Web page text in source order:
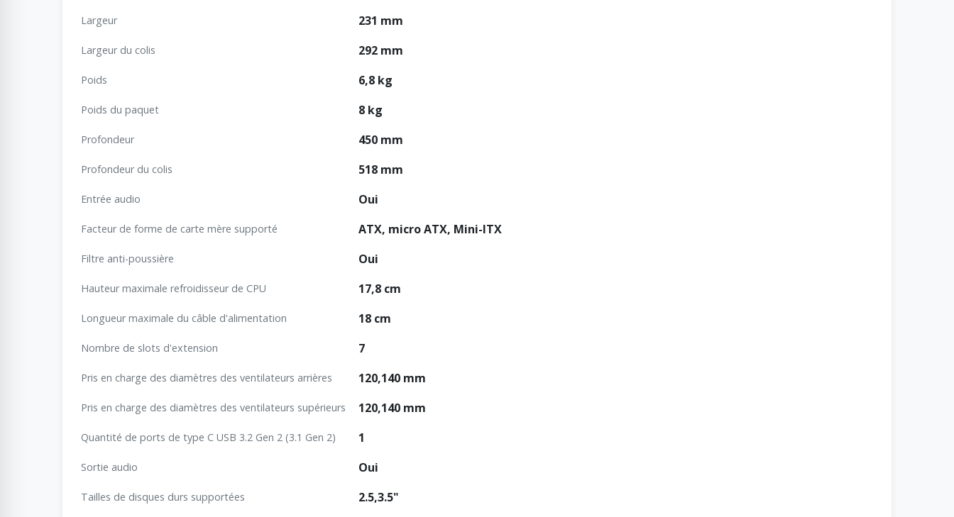
Largeur 231 mm
Largeur du colis 292 mm
Poids 6,8 kg
Poids du paquet 8 kg
Profondeur 450 mm
Profondeur du colis 518 mm
Entrée audio Oui
Facteur de forme de carte mère supporté ATX, micro ATX, Mini-ITX
Filtre anti-poussière Oui
Hauteur maximale refroidisseur de CPU 17,8 cm
Longueur maximale du câble d'alimentation 18 cm
Nombre de slots d'extension 7
Pris en charge des diamètres des ventilateurs arrières 120,140 mm
Pris en charge des diamètres des ventilateurs supérieurs 120,140 mm
Quantité de ports de type C USB 3.2 Gen 2 (3.1 Gen 2) 1
Sortie audio Oui
Tailles de disques durs supportées 2.5,3.5"